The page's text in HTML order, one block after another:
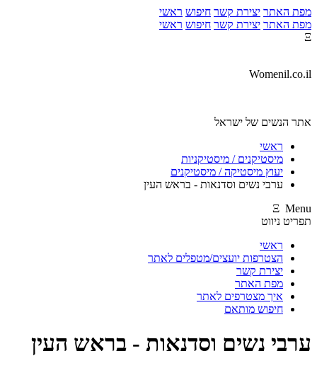
מפת האתר יצירת קשר חיפוש ראשי
מפת האתר יצירת קשר חיפוש ראשי
Ξ
Womenil.co.il
אתר הנשים של ישראל
ראשי
מיסטיקנים / מיסטיקניות
יעוץ מיסטיקה / מיסטיקנים
ערבי נשים וסדנאות - בראש העין
Ξ Menu
תפריט ניווט
ראשי
הצטרפות יועצים/מטפלים לאתר
יצירת קשר
מפת האתר
איך מצטרפים לאתר
חיפוש מותאם
ערבי נשים וסדנאות - בראש העין